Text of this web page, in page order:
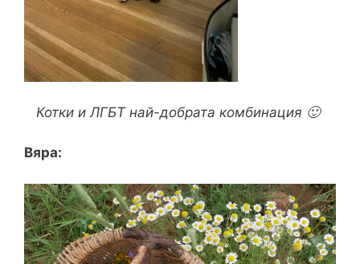
Котки и ЛГБТ най-добрата комбинация 🙂
Вяра: